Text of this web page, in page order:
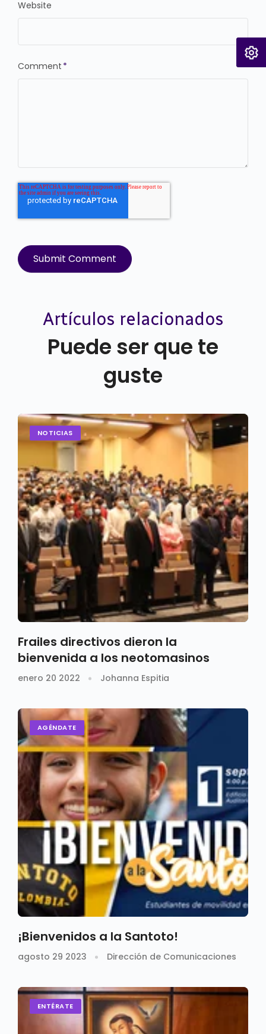
Website
Comment *
Artículos relacionados
Puede ser que te
guste
NOTICIAS
Frailes directivos dieron la
bienvenida a los neotomasinos
enero 20 2022 Johanna Espitia
AGÉNDATE
¡Bienvenidos a la Santoto!
agosto 29 2023 Dirección de Comunicaciones
ENTÉRATE